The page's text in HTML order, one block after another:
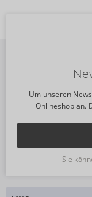
Um unseren
Onlineshop an.
Sie